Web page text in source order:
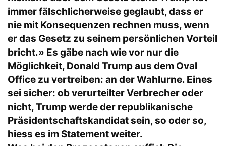
immer fälschlicherweise geglaubt, dass er
nie mit Konsequenzen rechnen muss, wenn
er das Gesetz zu seinem persönlichen Vorteil
bricht.» Es gäbe nach wie vor nur die
Möglichkeit, Donald Trump aus dem Oval
Office zu vertreiben: an der Wahlurne. Eines
sei sicher: ob verurteilter Verbrecher oder
nicht, Trump werde der republikanische
Präsidentschaftskandidat sein, so oder so,
hiess es im Statement weiter.